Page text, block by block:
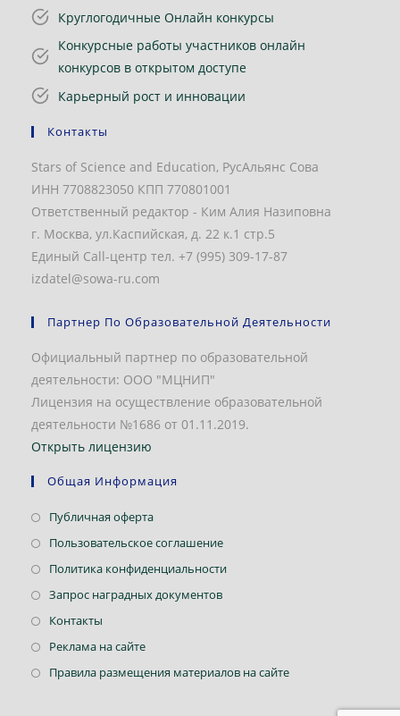
Круглогодичные Онлайн конкурсы
Конкурсные работы участников онлайн
конкурсов в открытом доступе
Карьерный рост и инновации
Контакты
Stars of Science and Education, РусАльянс Сова
ИНН 7708823050 КПП 770801001
Ответственный редактор - Ким Алия Назиповна
г. Москва, ул.Каспийская, д. 22 к.1 стр.5
Единый Call-центр тел. +7 (995) 309-17-87
izdatel@sowa-ru.com
Партнер По Образовательной Деятельности
Официальный партнер по образовательной
деятельности: ООО "МЦНИП"
Лицензия на осуществление образовательной
деятельности №1686 от 01.11.2019.
Открыть лицензию
Общая Информация
Публичная офертаОткроется
в
Пользовательское соглашениеОткроется
в
Политика конфиденциальностиОткроется
Запрос наградных документовОткроется
Контакты
в
Реклама на сайтеОткроется
в
Правила размещения материалов на сайтеОткроется